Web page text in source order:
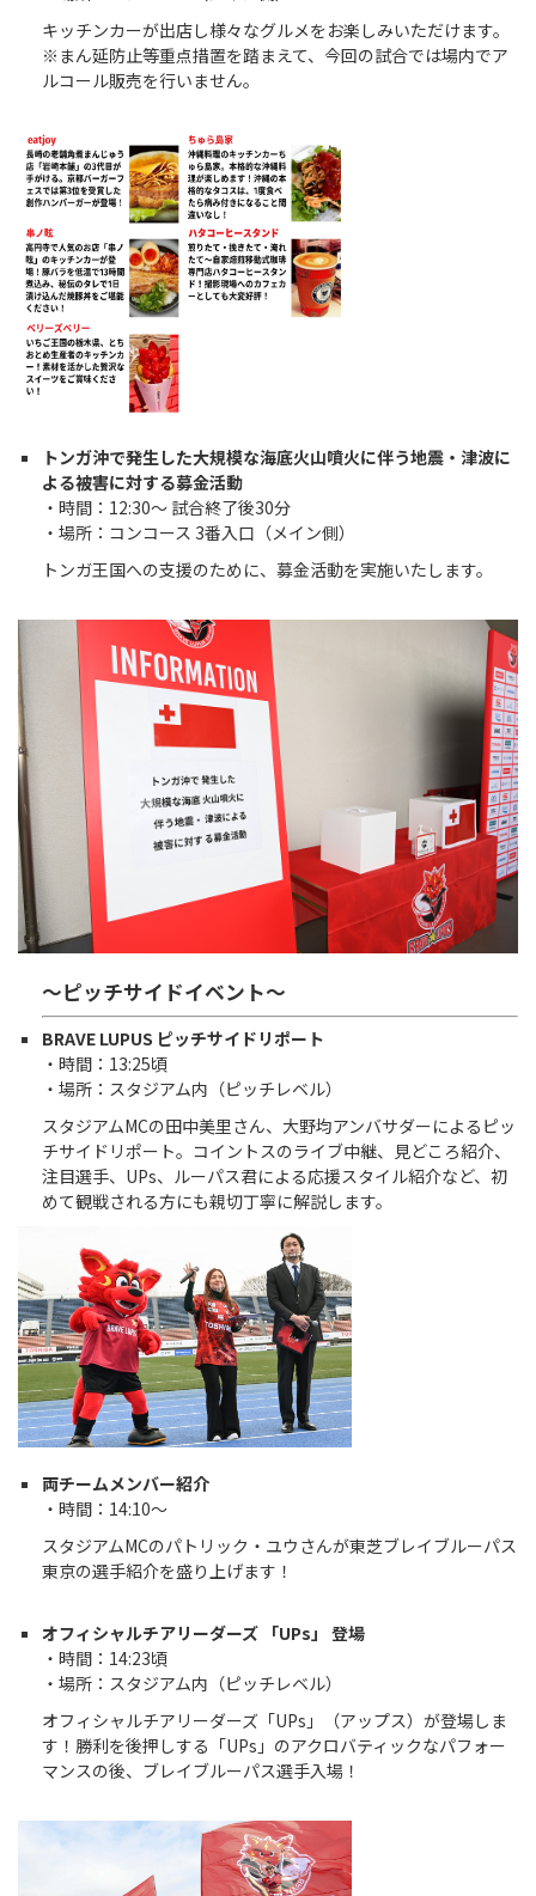
キッチンカーが出店し様々なグルメをお楽しみいただけます。
※まん延防止等重点措置を踏まえて、今回の試合では場内でア
ルコール販売を行いません。
トンガ沖で発生した大規模な海底火山噴火に伴う地震・津波に
よる被害に対する募金活動
・時間：12:30～ 試合終了後30分
・場所：コンコース 3番入口（メイン側）
トンガ王国への支援のために、募金活動を実施いたします。
～ピッチサイドイベント～
BRAVE LUPUS ピッチサイドリポート
・時間：13:25頃
・場所：スタジアム内（ピッチレベル）
スタジアムMCの田中美里さん、大野均アンバサダーによるピッ
チサイドリポート。コイントスのライブ中継、見どころ紹介、
注目選手、UPs、ルーパス君による応援スタイル紹介など、初
めて観戦される方にも親切丁寧に解説します。
両チームメンバー紹介
・時間：14:10～
スタジアムMCのパトリック・ユウさんが東芝ブレイブルーパス
東京の選手紹介を盛り上げます！
オフィシャルチアリーダーズ 「UPs」 登場
・時間：14:23頃
・場所：スタジアム内（ピッチレベル）
オフィシャルチアリーダーズ「UPs」（アップス）が登場しま
す！勝利を後押しする「UPs」のアクロバティックなパフォー
マンスの後、ブレイブルーパス選手入場！